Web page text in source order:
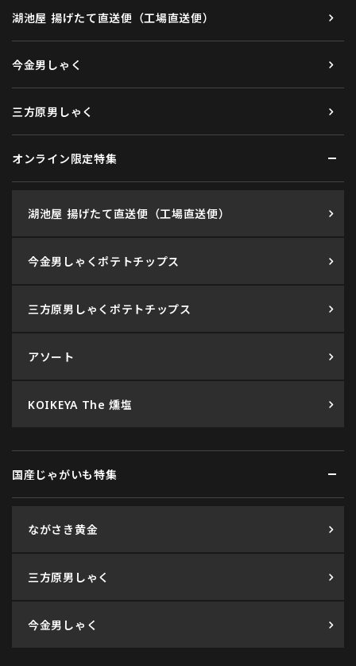
湖池屋 揚げたて直送便（工場直送便）
今金男しゃく
三方原男しゃく
オンライン限定特集
湖池屋 揚げたて直送便（工場直送便）
今金男しゃくポテトチップス
三方原男しゃくポテトチップス
アソート
KOIKEYA The 燻塩
国産じゃがいも特集
ながさき黄金
三方原男しゃく
今金男しゃく